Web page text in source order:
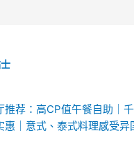
推荐：高CP值午餐自助｜
惠｜意式、泰式料理感受异